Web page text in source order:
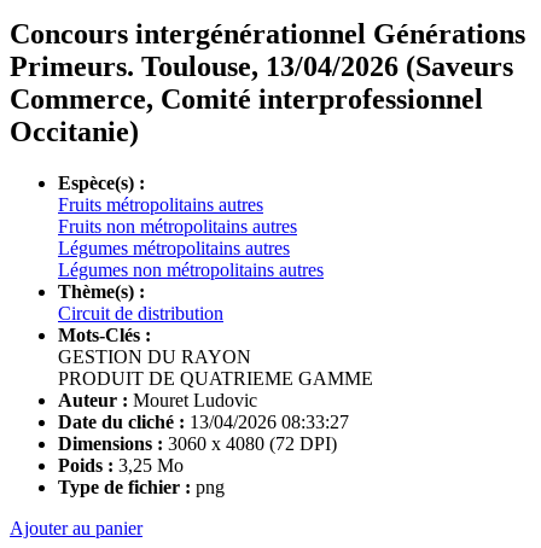
Concours intergénérationnel Générations
Primeurs. Toulouse, 13/04/2026 (Saveurs
Commerce, Comité interprofessionnel
Occitanie)
Espèce(s) :
Fruits métropolitains autres
Fruits non métropolitains autres
Légumes métropolitains autres
Légumes non métropolitains autres
Thème(s) :
Circuit de distribution
Mots-Clés :
GESTION DU RAYON
PRODUIT DE QUATRIEME GAMME
Auteur : Mouret Ludovic
Date du cliché : 13/04/2026 08:33:27
Dimensions : 3060 x 4080 (72 DPI)
Poids : 3,25 Mo
Type de fichier : png
Ajouter au panier